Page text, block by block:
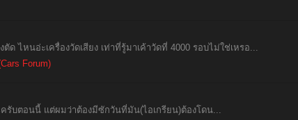
ไหนอ่ะเครื่องวัดเสียง เท่าที่รู้มาเค้าวัดที่ 4000 รอบไม่ใช่เหรอ...
Forum)
รับตอนนี้ แต่ผมว่าต้องมีซักวันที่มัน(ไอเกรียน)ต้องโดน...